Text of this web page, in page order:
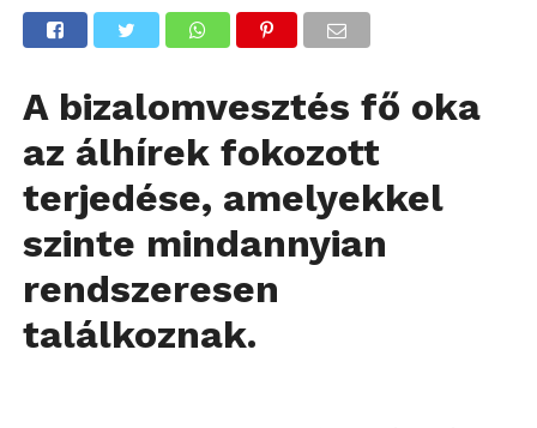
A bizalomvesztés fő oka
az álhírek fokozott
terjedése, amelyekkel
szinte mindannyian
rendszeresen
találkoznak.